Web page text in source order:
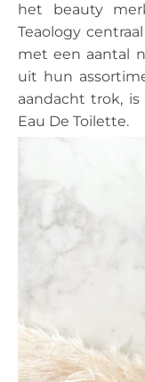
het beauty
Teaology
met een aantal
uit hun
aandacht trok, is
Eau De Toilette.